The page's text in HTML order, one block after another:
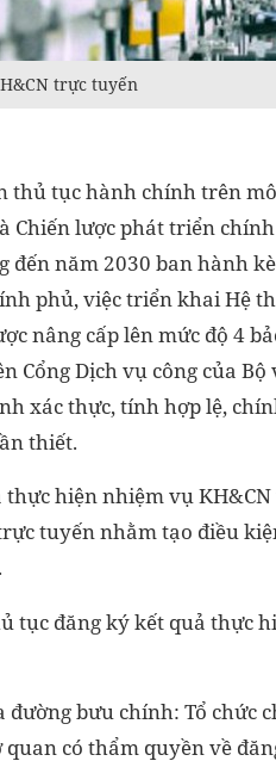
trực tuyến
thủ tục hành chính trên
Chiến lược phát triển
năm 2030 ban hành
phủ, việc triển khai Hệ
nâng cấp lên mức độ 4
Cổng Dịch vụ công của Bộ
xác thực, tính hợp lệ,
thiết.
hiện nhiệm vụ
tuyến nhằm tạo điều
tục đăng ký kết quả thực
đường bưu chính: Tổ chức
có thẩm quyền về